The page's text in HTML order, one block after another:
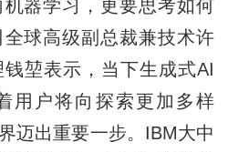
器学习，更要思考如何
球高级副总裁兼技术许
堃表示，当下生成式AI
用户将向探索更加多样
迈出重要一步。IBM大中